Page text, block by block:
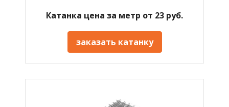
Катанка цена за метр от 23 руб.
заказать катанку